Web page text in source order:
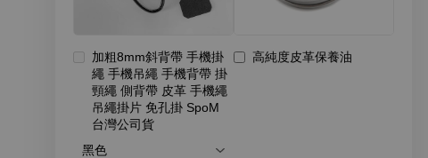
加粗8mm斜背帶 手機掛
繩 手機吊繩 手機背帶 掛
頸繩 側背帶 皮革 手機繩
吊繩掛片 免孔掛 SpoM
台灣公司貨
高純度皮革保養油